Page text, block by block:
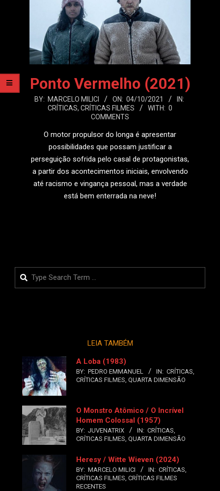
Ponto Vermelho (2021)
2021-
BY: MARCELO MILICI ON: 04/10/2021
IN:
CRÍTICAS, CRÍTICAS FILMES WITH: 0
COMMENTS
O motor propulsor do longa é apresentar
possibilidades que possam justificar a
perseguição sofrida pelo casal de protagonistas,
a partir dos acontecimentos iniciais, envolvendo
até racismo e vingança pessoal, mas a verdade
está bem enterrada na neve!
Search
LEIA TAMBÉM
A Loba (1983)
BY: PEDRO EMMANUEL IN: CRÍTICAS,
CRÍTICAS FILMES, QUARTA DIMENSÃO
O Monstro Atômico / O Incrível
Homem Colossal (1957)
BY: JUVENATRIX IN: CRÍTICAS,
CRÍTICAS FILMES, QUARTA DIMENSÃO
Heresy / Witte Wieven (2024)
BY: MARCELO MILICI IN: CRÍTICAS,
CRÍTICAS FILMES, CRÍTICAS FILMES
RECENTES